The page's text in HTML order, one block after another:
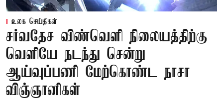
உலக செய்திகள்
சர்வதேச விண்வெளி நிலையத்திற்கு
வெளியே நடந்து சென்று
ஆய்வுப்பணி மேற்கொண்ட நாசா
விஞ்ஞானிகள்